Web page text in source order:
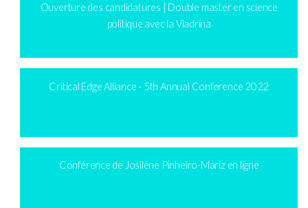
Ouverture des candidatures | Double master en science
politique avec la Viadrina
Critical Edge Alliance - 5th Annual Conference 2022
Conférence de Josilène Pinheiro-Mariz en ligne